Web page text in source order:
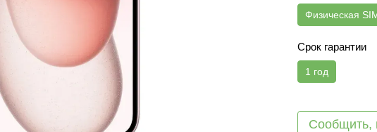
Физическая
Срок гарантии
1 год
Сообщить,